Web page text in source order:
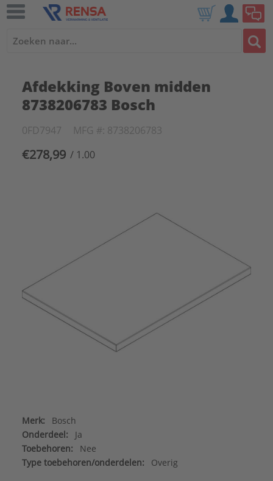
Afdekking Boven midden
8738206783 Bosch
0FD7947 MFG #: 8738206783
€278,99 / 1.00
Merk:
Bosch
Onderdeel:
Ja
Toebehoren:
Nee
Type toebehoren/onderdelen:
Overig